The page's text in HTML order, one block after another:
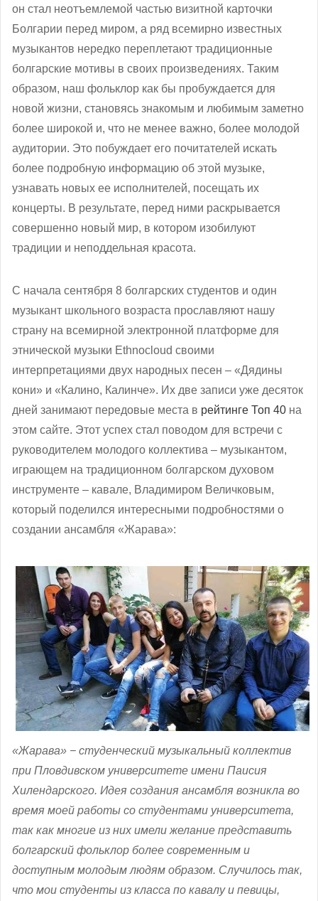
он стал неотъемлемой частью визитной карточки
Болгарии перед миром, а ряд всемирно известных
музыкантов нередко переплетают традиционные
болгарские мотивы в своих произведениях. Таким
образом, наш фольклор как бы пробуждается для
новой жизни, становясь знакомым и любимым заметно
более широкой и, что не менее важно, более молодой
аудитории. Это побуждает его почитателей искать
более подробную информацию об этой музыке,
узнавать новых ее исполнителей, посещать их
концерты. В результате, перед ними раскрывается
совершенно новый мир, в котором изобилуют
традиции и неподдельная красота.
С начала сентября 8 болгарских студентов и один
музыкант школьного возраста прославляют нашу
страну на всемирной электронной платформе для
этнической музыки Ethnocloud своими
интерпретациями двух народных песен – «Дядины
кони» и «Калино, Калинче». Их две записи уже десяток
дней занимают передовые места в рейтинге Топ 40 на
этом сайте. Этот успех стал поводом для встречи с
руководителем молодого коллектива – музыкантом,
играющем на традиционном болгарском духовом
инструменте – кавале, Владимиром Величковым,
который поделился интересными подробностями о
создании ансамбля «Жарава»:
«Жарава» − студенческий музыкальный коллектив
при Пловдивском университете имени Паисия
Хилендарского. Идея создания ансамбля возникла во
время моей работы со студентами университета,
так как многие из них имели желание представить
болгарский фольклор более современным и
доступным молодым людям образом. Случилось так,
что мои студенты из класса по кавалу и певицы,